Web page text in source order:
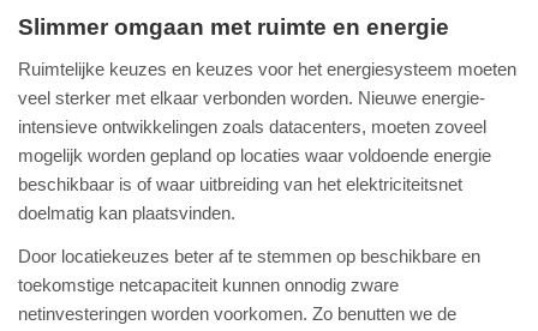
Slimmer omgaan met ruimte en energie
Ruimtelijke keuzes en keuzes voor het energiesysteem moeten
veel sterker met elkaar verbonden worden. Nieuwe energie-
intensieve ontwikkelingen zoals datacenters, moeten zoveel
mogelijk worden gepland op locaties waar voldoende energie
beschikbaar is of waar uitbreiding van het elektriciteitsnet
doelmatig kan plaatsvinden.
Door locatiekeuzes beter af te stemmen op beschikbare en
toekomstige netcapaciteit kunnen onnodig zware
netinvesteringen worden voorkomen. Zo benutten we de